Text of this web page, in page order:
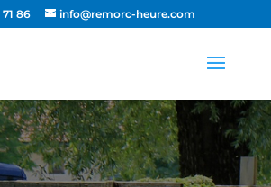
71 86 info@remorc-heure.com